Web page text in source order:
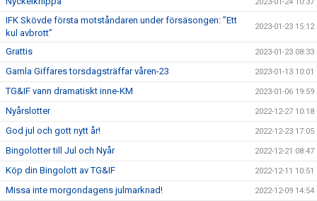
IFK Skövde första motståndaren under försäsongen: ”Ett
kul avbrott”
2023-01-23 15:12
Grattis 2023-01-23 08:33
Gamla Giffares torsdagsträffar våren-23 2023-01-13 10:01
TG&IF vann dramatiskt inne-KM 2023-01-06 19:59
Nyårslotter 2022-12-27 10:18
God jul och gott nytt år! 2022-12-23 17:05
Bingolotter till Jul och Nyår 2022-12-21 08:47
Köp din Bingolott av TG&IF 2022-12-11 10:51
Missa inte morgondagens julmarknad! 2022-12-09 14:54